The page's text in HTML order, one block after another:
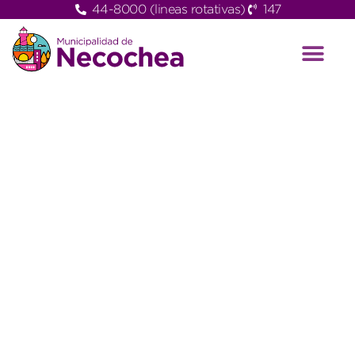
44-8000 (lineas rotativas) 147